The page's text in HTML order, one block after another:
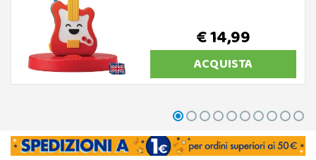
€ 14,99
ACQUISTA